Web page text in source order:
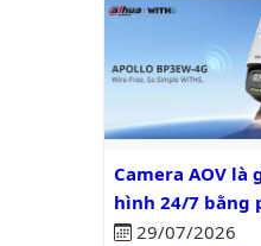
Camera AOV là
Camera AOV là
hình 24/7 bằng
liên tục?
29/07/2026